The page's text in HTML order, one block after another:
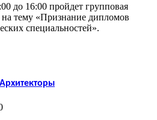
до 16:00 пройдет групповая
на тему «Признание дипломов
специальностей».